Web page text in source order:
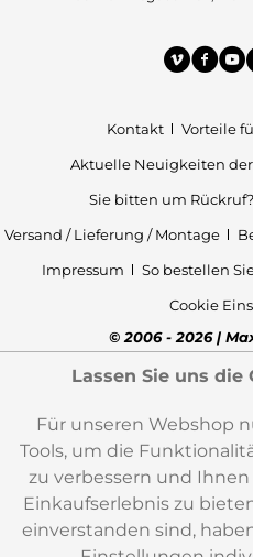
Kontakt
Vorteile
Aktuelle Neuigkeiten
Sie bitten um Rückruf?
Versand / Lieferung / Montage
Impressum
So bestellen
Cookie
© 2006 - 2026 |
Lassen Sie uns
Für unseren Webshop
Tools, um die
zu verbessern und
Einkaufserlebnis zu
einverstanden sind,